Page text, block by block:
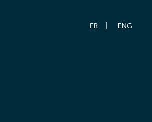
FR ENG